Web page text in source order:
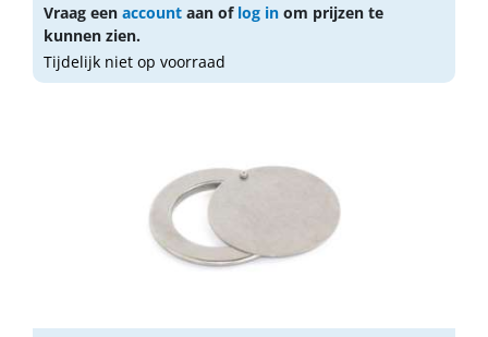
Vraag een account aan of log in om prijzen te
kunnen zien.
Tijdelijk niet op voorraad